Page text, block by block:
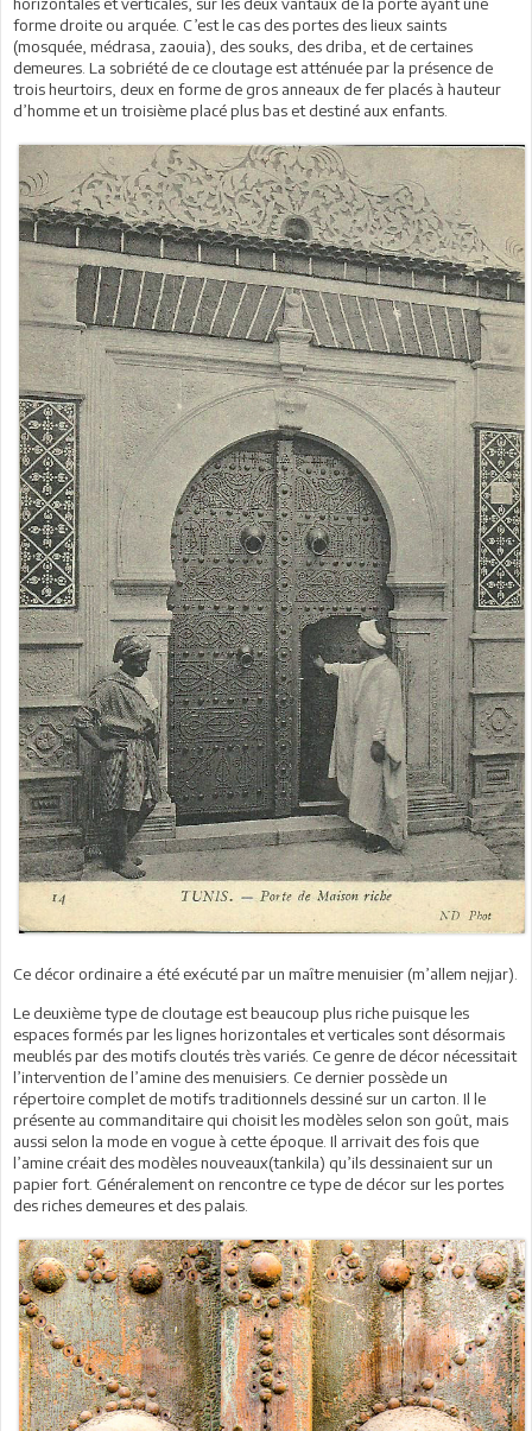
horizontales et verticales, sur les deux vantaux de la porte ayant une
forme droite ou arquée. C’est le cas des portes des lieux saints
(mosquée, médrasa, zaouia), des souks, des driba, et de certaines
demeures. La sobriété de ce cloutage est atténuée par la présence de
trois heurtoirs, deux en forme de gros anneaux de fer placés à hauteur
d’homme et un troisième placé plus bas et destiné aux enfants.
Ce décor ordinaire a été exécuté par un maître menuisier (m’allem nejjar).
Le deuxième type de cloutage est beaucoup plus riche puisque les
espaces formés par les lignes horizontales et verticales sont désormais
meublés par des motifs cloutés très variés. Ce genre de décor nécessitait
l’intervention de l’amine des menuisiers. Ce dernier possède un
répertoire complet de motifs traditionnels dessiné sur un carton. Il le
présente au commanditaire qui choisit les modèles selon son goût, mais
aussi selon la mode en vogue à cette époque. Il arrivait des fois que
l’amine créait des modèles nouveaux(tankila) qu’ils dessinaient sur un
papier fort. Généralement on rencontre ce type de décor sur les portes
des riches demeures et des palais.